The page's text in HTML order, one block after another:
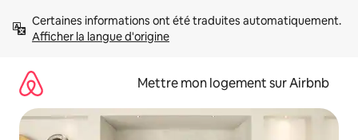
directement
Afficher la langue d'origine
Mettre mon logement sur Airbnb